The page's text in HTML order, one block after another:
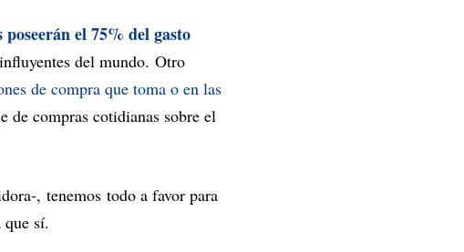
poseerán el 75% del gasto
del mundo. Otro
de compra que toma o en las
de compras cotidianas sobre el
, tenemos todo a favor para
sí.